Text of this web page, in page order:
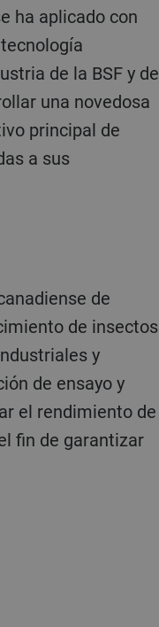
de la BSF y de
una novedosa
principal de
a sus
de insectos
y
de ensayo y
el rendimiento de
fin de garantizar